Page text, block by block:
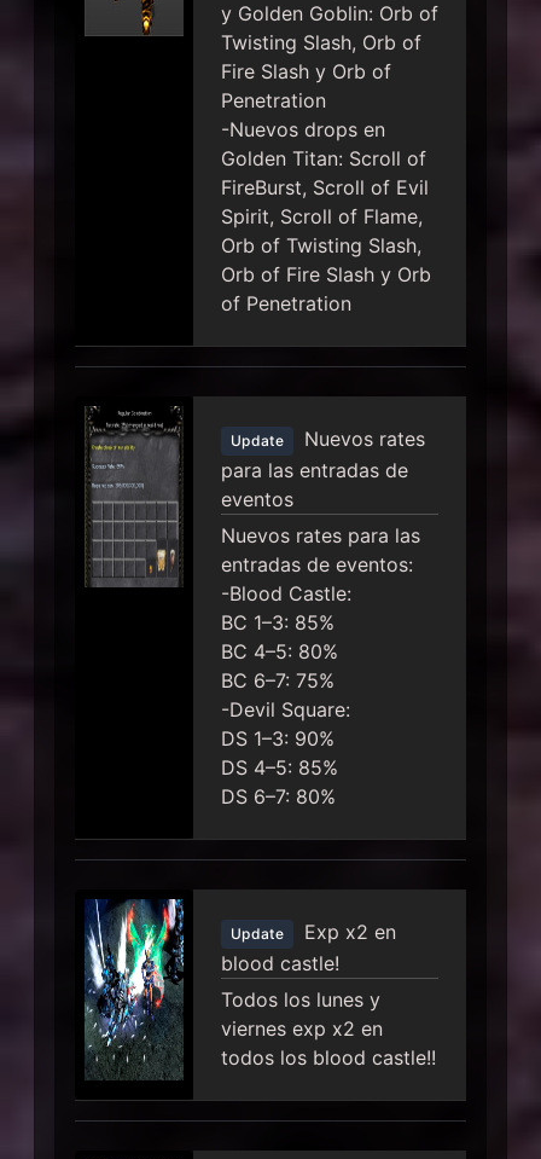
y Golden Goblin: Orb of
Twisting Slash, Orb of
Fire Slash y Orb of
Penetration
-Nuevos drops en
Golden Titan: Scroll of
FireBurst, Scroll of Evil
Spirit, Scroll of Flame,
Orb of Twisting Slash,
Orb of Fire Slash y Orb
of Penetration
Update
Nuevos rates
para las entradas de
eventos
Nuevos rates para las
entradas de eventos:
-Blood Castle:
BC 1–3: 85%
BC 4–5: 80%
BC 6–7: 75%
-Devil Square:
DS 1–3: 90%
DS 4–5: 85%
DS 6–7: 80%
Update
Exp x2 en
blood castle!
Todos los lunes y
viernes exp x2 en
todos los blood castle!!